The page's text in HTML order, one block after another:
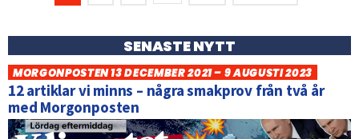
SENASTE NYTT
MORGONPOSTEN 13 DECEMBER 2021 – 9 AUGUSTI 2023
12 artiklar vi minns – några smakprov från två år
med Morgonposten